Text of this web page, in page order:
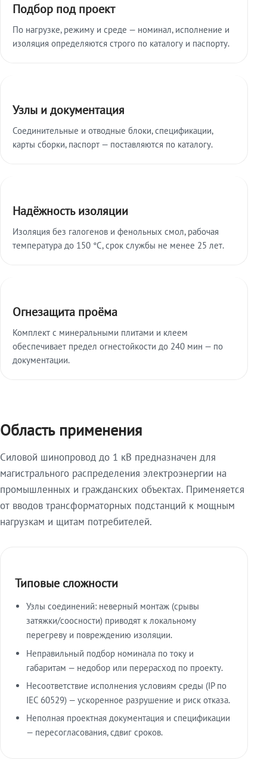
Подбор под проект
По нагрузке, режиму и среде — номинал, исполнение и
изоляция определяются строго по каталогу и паспорту.
Узлы и документация
Соединительные и отводные блоки, спецификации,
карты сборки, паспорт — поставляются по каталогу.
Надёжность изоляции
Изоляция без галогенов и фенольных смол, рабочая
температура до 150 °C, срок службы не менее 25 лет.
Огнезащита проёма
Комплект с минеральными плитами и клеем
обеспечивает предел огнестойкости до 240 мин — по
документации.
Область применения
Силовой шинопровод до 1 кВ предназначен для
магистрального распределения электроэнергии на
промышленных и гражданских объектах. Применяется
от вводов трансформаторных подстанций к мощным
нагрузкам и щитам потребителей.
Типовые сложности
Узлы соединений: неверный монтаж (срывы
затяжки/соосности) приводят к локальному
перегреву и повреждению изоляции.
Неправильный подбор номинала по току и
габаритам — недобор или перерасход по проекту.
Несоответствие исполнения условиям среды (IP по
IEC 60529) — ускоренное разрушение и риск отказа.
Неполная проектная документация и спецификации
— пересогласования, сдвиг сроков.